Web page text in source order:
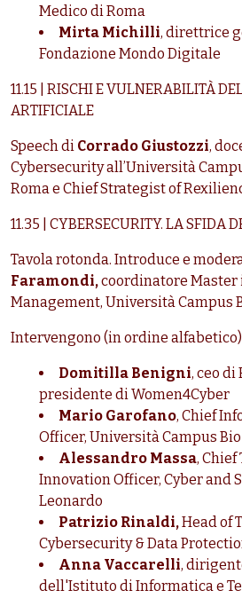
Medico di Roma
Mirta Michilli, direttrice
Fondazione Mondo Digitale
11.15 | RISCHI E VULNERABILITÀ
ARTIFICIALE
Speech di Corrado Giustozzi,
Cybersecurity all’Università
Roma e Chief Strategist of
11.35 | CYBERSECURITY. LA SFIDA
Tavola rotonda. Introduce e
Faramondi,coordinatore Master
Management, Università Campus
Intervengono (in ordine alfabetico)
Domitilla Benigni, ceo di
presidente di Women4Cyber
Mario Garofano, Chief
Officer, Università Campus
Alessandro Massa, Chief
Innovation Officer, Cyber and
Leonardo
Patrizio Rinaldi,Head of
Cybersecurity & Data
Anna Vaccarelli,
dell'Istituto di Informatica e